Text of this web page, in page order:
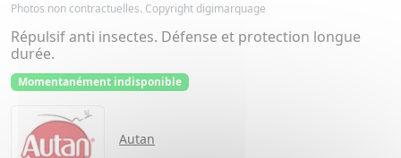
Photos non contractuelles. Copyright digimarquage
Répulsif anti insectes. Défense et protection longue
durée.
Momentanément indisponible
Autan